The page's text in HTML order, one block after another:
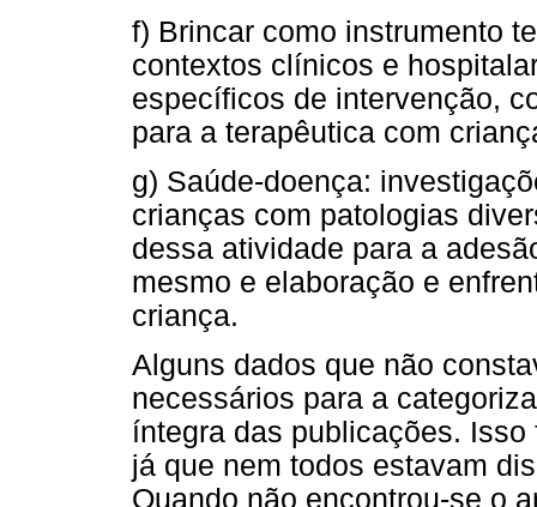
f) Brincar como instrumento
contextos clínicos e
específicos de intervenção,
para a terapêutica com
g) Saúde-doença:
crianças com patologias
dessa atividade para a
mesmo e elaboração e
criança.
Alguns dados que não
necessários para a
íntegra das publicações.
já que nem todos estavam
Quando não encontrou-se o